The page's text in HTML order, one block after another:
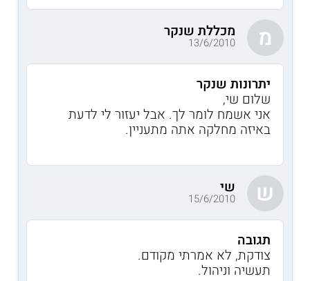
מ מכללת שנקר
13/6/2010
יתרונות שנקר
שלום שי,
אני אשמח לומר לך. אבל יעזור לי לדעת
באיזה מחלקה אתה מתעניין.
ש שי
15/6/2010
תגובה
צודקת, לא אמרתי מקודם.
תעשיה וניהול.